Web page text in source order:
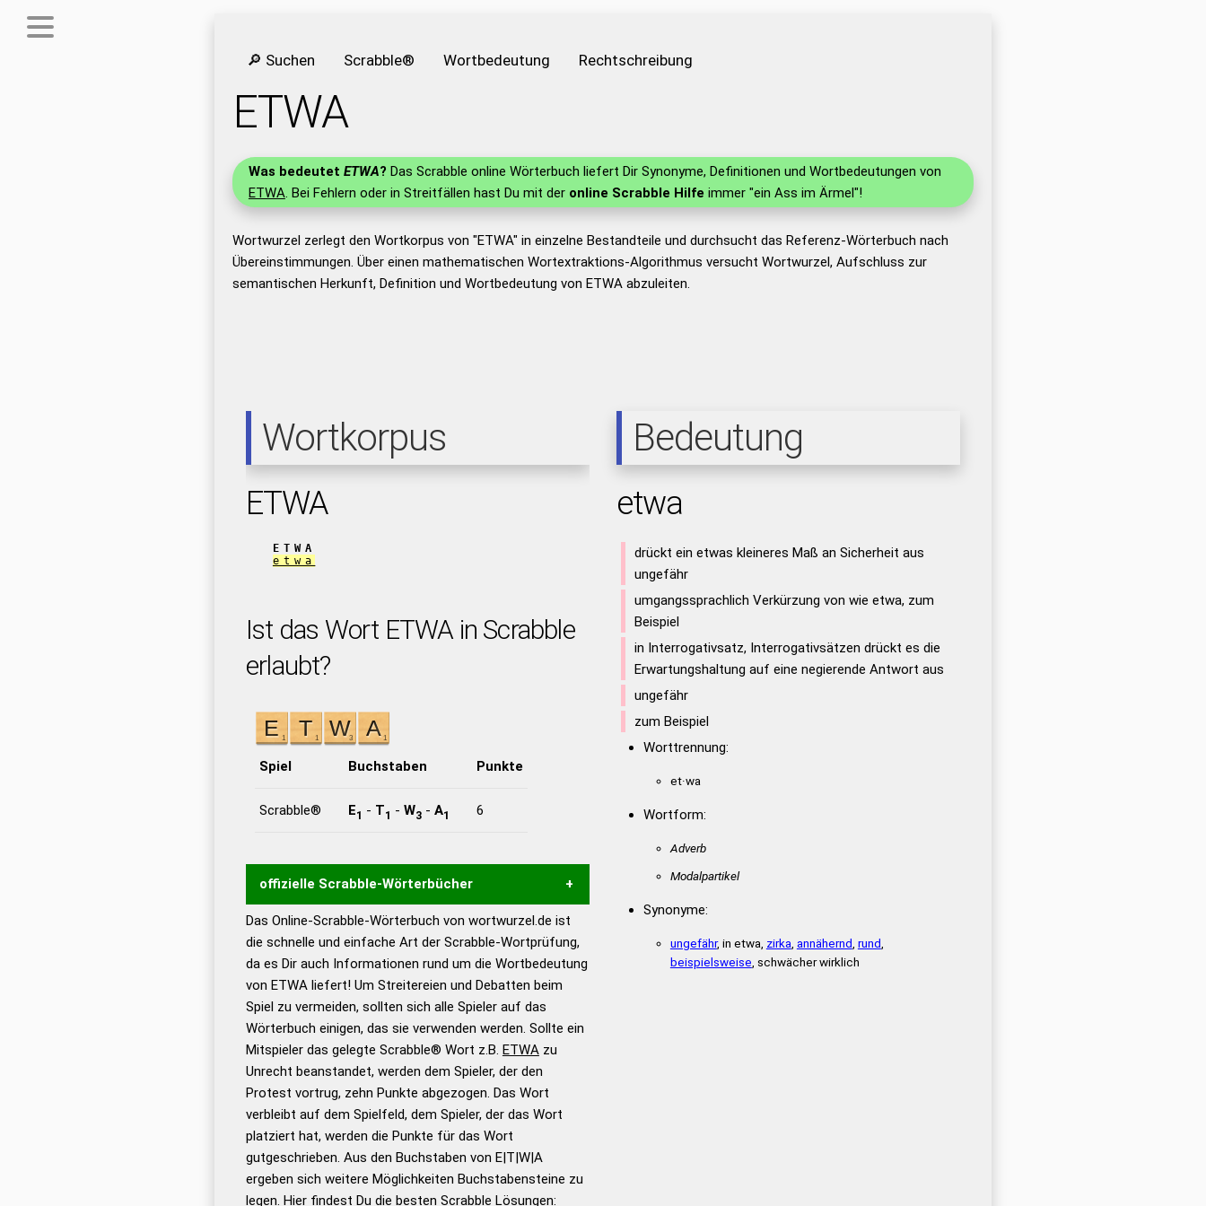
🔎 Suchen Scrabble® Wortbedeutung Rechtschreibung
ETWA
Was bedeutet ETWA? Das Scrabble online Wörterbuch liefert Dir Synonyme, Definitionen und Wortbedeutungen von
ETWA. Bei Fehlern oder in Streitfällen hast Du mit der online Scrabble Hilfe immer "ein Ass im Ärmel"!
Wortwurzel zerlegt den Wortkorpus von "ETWA" in einzelne Bestandteile und durchsucht das Referenz-Wörterbuch nach
Übereinstimmungen. Über einen mathematischen Wortextraktions-Algorithmus versucht Wortwurzel, Aufschluss zur
semantischen Herkunft, Definition und Wortbedeutung von ETWA abzuleiten.
Wortkorpus
ETWA
ETWA
etwa
Ist das Wort ETWA in Scrabble
erlaubt?
Spiel Buchstaben Punkte
Scrabble® E1 - T1 - W3- A1 6
offizielle Scrabble-Wörterbücher
Wortwurzel liefert mit Hilfe eines semantischen
Wortanalyse-Algorithmus gute Anhaltspunkte zu
Wortbedeutung, Worttrennung und Wortform, um die
Gültigkeit eines Wortes für das Scrabble-Spiel zu
bestimmen! zugelassene Turnier Scrabble-
Wörterbücher sind:
Duden – Standardwerk in 12
Bänden
Duden – Richtiges und gutes
Deutsch
Duden – Die deutsche Grammatik
Das Online-Scrabble-Wörterbuch von wortwurzel.de ist
die schnelle und einfache Art der Scrabble-Wortprüfung,
da es Dir auch Informationen rund um die Wortbedeutung
von ETWA liefert! Um Streitereien und Debatten beim
Spiel zu vermeiden, sollten sich alle Spieler auf das
Wörterbuch einigen, das sie verwenden werden. Sollte ein
Mitspieler das gelegte Scrabble® Wort z.B. ETWAzu
Unrecht beanstandet, werden dem Spieler, der den
Protest vortrug, zehn Punkte abgezogen. Das Wort
verbleibt auf dem Spielfeld, dem Spieler, der das Wort
platziert hat, werden die Punkte für das Wort
gutgeschrieben. Aus den Buchstaben von E|T|W|A
ergeben sich weitere Möglichkeiten Buchstabensteine zu
legen. Hier findest Du die besten Scrabble Lösungen:
Bedeutung
etwa
drückt ein etwas kleineres Maß an Sicherheit aus
ungefähr
umgangssprachlich Verkürzung von wie etwa, zum
Beispiel
in Interrogativsatz, Interrogativsätzen drückt es die
Erwartungshaltung auf eine negierende Antwort aus
ungefähr
zum Beispiel
Worttrennung:
et·wa
Wortform:
Adverb
Modalpartikel
Synonyme:
ungefähr, in etwa, zirka annähernd rund
beispielsweise , schwächer wirklich